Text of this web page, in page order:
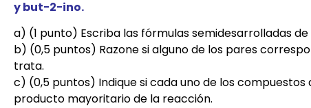
y but−2−ino.
a) (1 punto) Escriba las fórmulas semidesarrolladas
b) (0,5 puntos) Razone si alguno de los pares
trata.
c) (0,5 puntos) Indique si cada uno de los
producto mayoritario de la reacción.